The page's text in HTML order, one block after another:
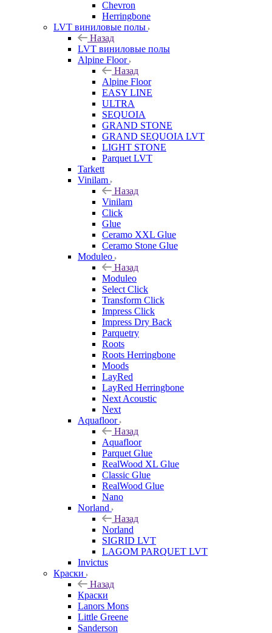
Chevron
Herringbone
LVT виниловые полы
Назад
LVT виниловые полы
Alpine Floor
Назад
Alpine Floor
EASY LINE
ULTRA
SEQUOIA
GRAND STONE
GRAND SEQUOIA LVT
LIGHT STONE
Parquet LVT
Tarkett
Vinilam
Назад
Vinilam
Click
Glue
Ceramo XXL Glue
Ceramo Stone Glue
Moduleo
Назад
Moduleo
Select Click
Transform Click
Impress Click
Impress Dry Back
Parquetry
Roots
Roots Herringbone
Moods
LayRed
LayRed Herringbone
Next Acoustic
Next
Aquafloor
Назад
Aquafloor
Parquet Glue
RealWood XL Glue
Classic Glue
RealWood Glue
Nano
Norland
Назад
Norland
SIGRID LVT
LAGOM PARQUET LVT
Invictus
Краски
Назад
Краски
Lanors Mons
Little Greene
Sanderson